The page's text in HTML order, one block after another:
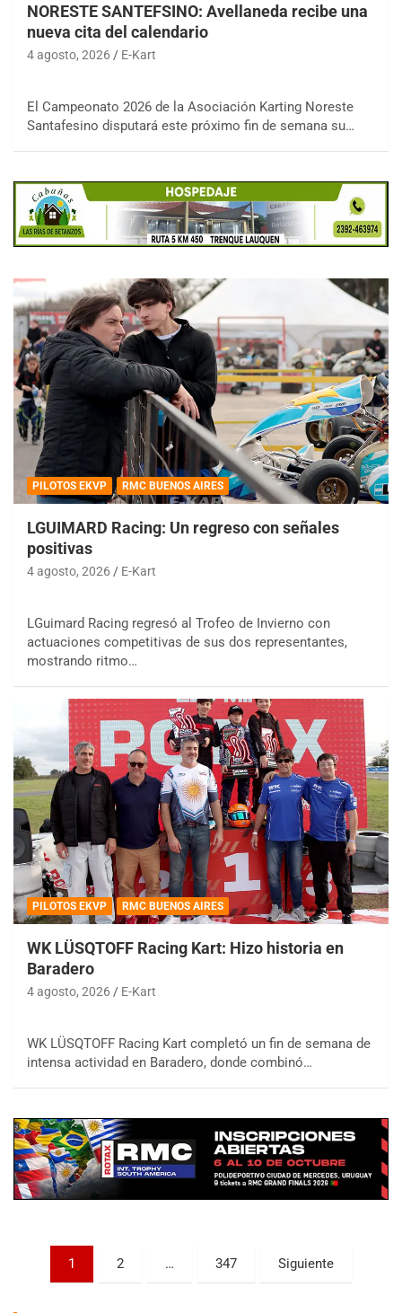
NORESTE SANTEFSINO: Avellaneda recibe una
nueva cita del calendario
4 agosto, 2026 E-Kart
El Campeonato 2026 de la Asociación Karting Noreste
Santafesino disputará este próximo fin de semana su…
PILOTOS EKVP RMC BUENOS AIRES
LGUIMARD Racing: Un regreso con señales
positivas
4 agosto, 2026 E-Kart
LGuimard Racing regresó al Trofeo de Invierno con
actuaciones competitivas de sus dos representantes,
mostrando ritmo…
PILOTOS EKVP RMC BUENOS AIRES
WK LÜSQTOFF Racing Kart: Hizo historia en
Baradero
4 agosto, 2026 E-Kart
WK LÜSQTOFF Racing Kart completó un fin de semana de
intensa actividad en Baradero, donde combinó…
Paginación
1 2 … 347 Siguiente
COBERTURA ESPECIAL DE E-KART.COM.AR
08/09-AGO
Baradero (Buenos Aires)
KDO - F6
Ciudad de Trenque Lauquen (Asfalto)
Trenque Lauquen (Buenos Aires)
Villaguay (Entre Ríos)